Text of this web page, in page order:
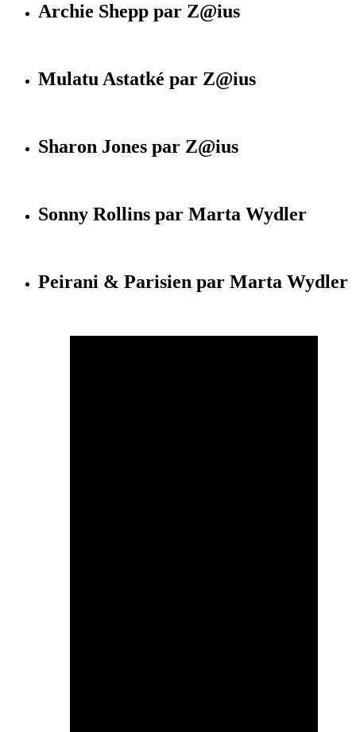
Archie Shepp par Z@ius
Mulatu Astatké par Z@ius
Sharon Jones par Z@ius
Sonny Rollins par Marta Wydler
Peirani & Parisien par Marta Wydler